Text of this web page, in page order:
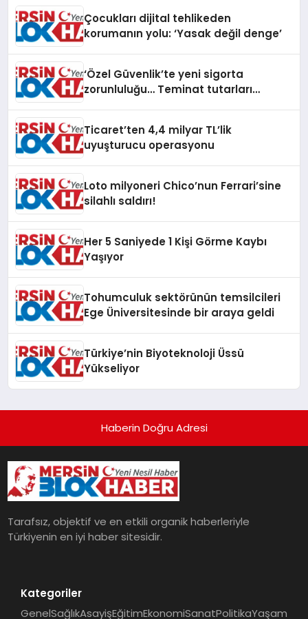
Çocukları dijital tehlikeden
korumanın yolu: ‘Yasak değil denge’
‘Özel Güvenlik’te yeni sigorta
zorunluluğu… Teminat tutarları
Ticaret’ten 4,4 milyar TL’lik
uyuşturucu operasyonu
Loto milyoneri Chico’nun Ferrari’sine
silahlı saldırı!
Her 5 Saniyede 1 Kişi Görme Kaybı
Yaşıyor
Tohumculuk sektörünün temsilcileri
Ege Üniversitesinde bir araya geldi
Türkiye’nin Biyoteknoloji Üssü
Yükseliyor
Haberin Doğru Adresi
Tarafsız, objektif ve en etkili organik haberleriyle
Türkiyenin en iyi haber sitesidir.
Kategoriler
GenelSağlıkAsayişEğitimEkonomiSanatPolitikaYaşam